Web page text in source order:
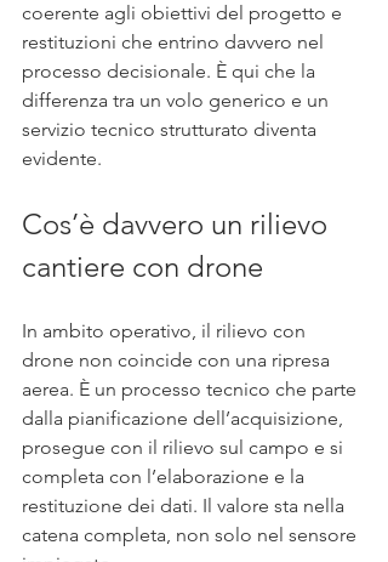
coerente agli obiettivi del progetto e
restituzioni che entrino davvero nel
processo decisionale. È qui che la
differenza tra un volo generico e un
servizio tecnico strutturato diventa
evidente.
Cos’è davvero un rilievo
cantiere con drone
In ambito operativo, il rilievo con
drone non coincide con una ripresa
aerea. È un processo tecnico che parte
dalla pianificazione dell’acquisizione,
prosegue con il rilievo sul campo e si
completa con l’elaborazione e la
restituzione dei dati. Il valore sta nella
catena completa, non solo nel sensore